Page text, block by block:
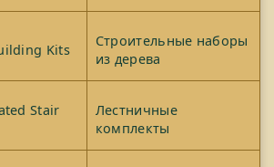
Kits
Строительные наборы
из дерева
Stair
Лестничные
комплекты